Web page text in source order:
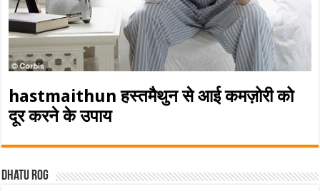
hastmaithun हस्तमैथुन से आई कमज़ोरी को
दूर करने के उपाय
Dhatu rog